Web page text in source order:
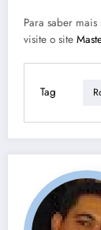
Para saber
visite o site
Tag